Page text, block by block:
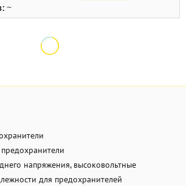
~
напряжения, высоковольтные
для предохранителей